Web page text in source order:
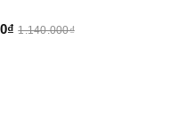
1.140.000₫